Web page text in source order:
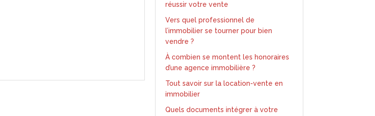
réussir votre vente
Vers quel professionnel de
l’immobilier se tourner pour bien
vendre ?
À combien se montent les honoraires
d’une agence immobilière ?
Tout savoir sur la location-vente en
immobilier
Quels documents intégrer à votre